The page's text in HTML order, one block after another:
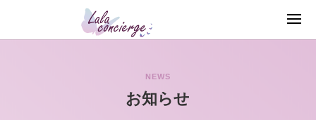
NEWS
お知らせ